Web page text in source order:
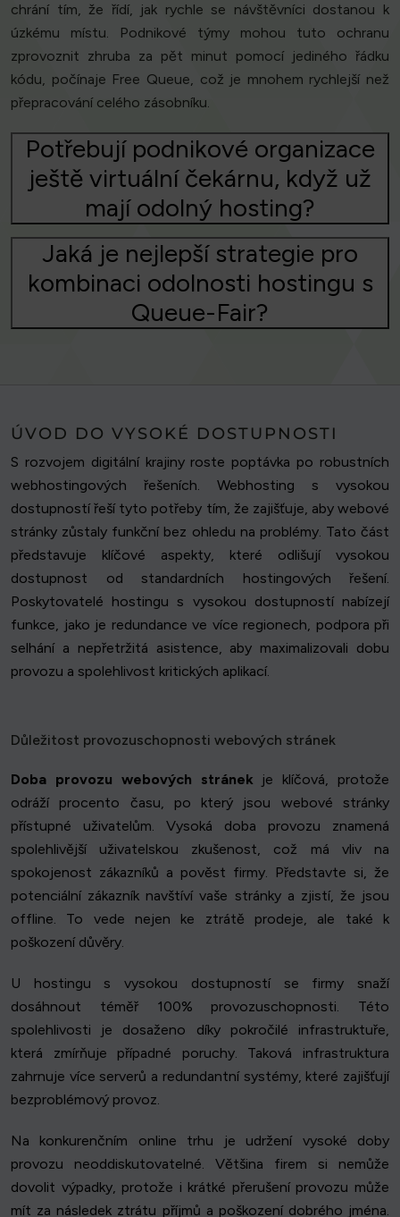
chrání tím, že řídí, jak rychle se návštěvníci dostanou k
úzkému místu. Podnikové týmy mohou tuto ochranu
zprovoznit zhruba za pět minut pomocí jediného řádku
kódu, počínaje Free Queue, což je mnohem rychlejší než
přepracování celého zásobníku.
Potřebují podnikové organizace
ještě virtuální čekárnu, když už
mají odolný hosting?
Jaká je nejlepší strategie pro
kombinaci odolnosti hostingu s
Queue-Fair?
ÚVOD DO VYSOKÉ DOSTUPNOSTI
S rozvojem digitální krajiny roste poptávka po robustních
webhostingových řešeních. Webhosting s vysokou
dostupností řeší tyto potřeby tím, že zajišťuje, aby webové
stránky zůstaly funkční bez ohledu na problémy. Tato část
představuje klíčové aspekty, které odlišují vysokou
dostupnost od standardních hostingových řešení.
Poskytovatelé hostingu s vysokou dostupností nabízejí
funkce, jako je redundance ve více regionech, podpora při
selhání a nepřetržitá asistence, aby maximalizovali dobu
provozu a spolehlivost kritických aplikací.
Důležitost provozuschopnosti webových stránek
Doba provozu webových stránek je klíčová, protože
odráží procento času, po který jsou webové stránky
přístupné uživatelům. Vysoká doba provozu znamená
spolehlivější uživatelskou zkušenost, což má vliv na
spokojenost zákazníků a pověst firmy. Představte si, že
potenciální zákazník navštíví vaše stránky a zjistí, že jsou
offline. To vede nejen ke ztrátě prodeje, ale také k
poškození důvěry.
U hostingu s vysokou dostupností se firmy snaží
dosáhnout téměř 100% provozuschopnosti. Této
spolehlivosti je dosaženo díky pokročilé infrastruktuře,
která zmírňuje případné poruchy. Taková infrastruktura
zahrnuje více serverů a redundantní systémy, které zajišťují
bezproblémový provoz.
Na konkurenčním online trhu je udržení vysoké doby
provozu neoddiskutovatelné. Většina firem si nemůže
dovolit výpadky, protože i krátké přerušení provozu může
mít za následek ztrátu příjmů a poškození dobrého jména.